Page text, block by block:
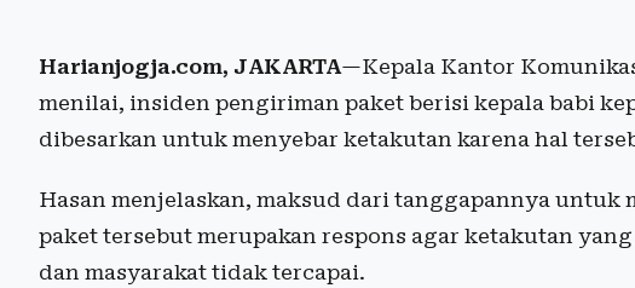
Harianjogja.com, JAKARTA—Kepala Kantor
menilai, insiden pengiriman paket berisi kepala babi
dibesarkan untuk menyebar ketakutan karena hal
Hasan menjelaskan, maksud dari tanggapannya untuk
paket tersebut merupakan respons agar ketakutan
dan masyarakat tidak tercapai.